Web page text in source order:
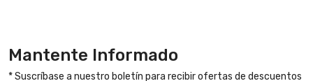
Mantente Informado
* Suscríbase a nuestro boletín para recibir ofertas de descuentos